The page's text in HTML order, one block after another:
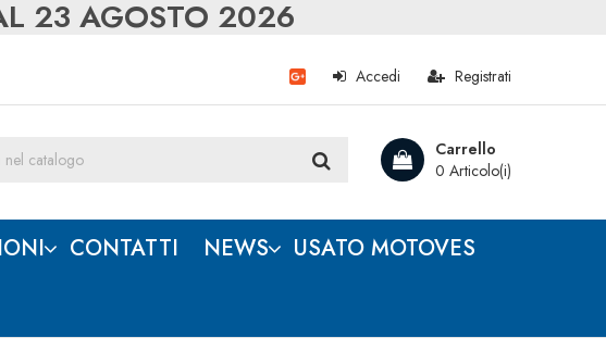
23 AGOSTO 2026
Registrati
Accedi
Carrello
0 Articolo(i)
CONTATTI NEWS
USATO MOTOVES